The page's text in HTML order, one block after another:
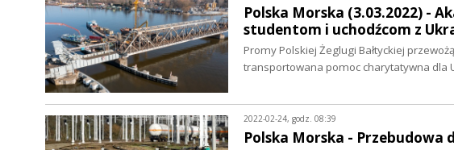
Polska Morska (3.03.2022) -
studentom i uchodźcom z
Promy Polskiej Żeglugi Bałtyckiej
transportowana pomoc charytatywna dla
2022-02-24, godz. 08:39
Polska Morska -